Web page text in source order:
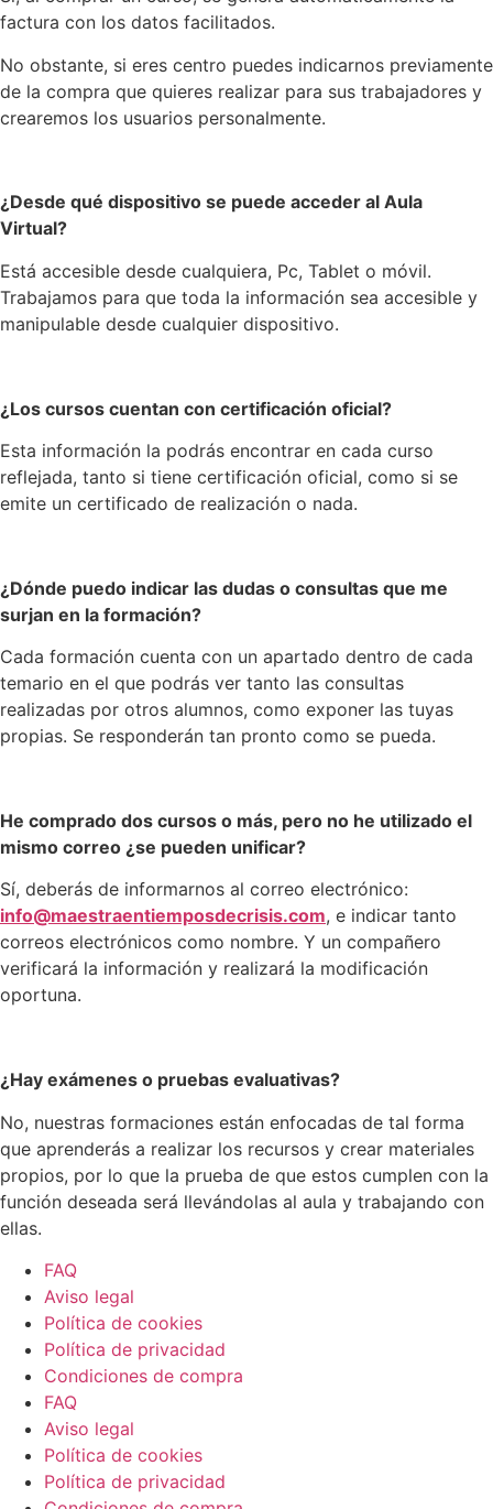
factura con los datos facilitados.
No obstante, si eres centro puedes indicarnos previamente
de la compra que quieres realizar para sus trabajadores y
crearemos los usuarios personalmente.
¿Desde qué dispositivo se puede acceder al Aula
Virtual?
Está accesible desde cualquiera, Pc, Tablet o móvil.
Trabajamos para que toda la información sea accesible y
manipulable desde cualquier dispositivo.
¿Los cursos cuentan con certificación oficial?
Esta información la podrás encontrar en cada curso
reflejada, tanto si tiene certificación oficial, como si se
emite un certificado de realización o nada.
¿Dónde puedo indicar las dudas o consultas que me
surjan en la formación?
Cada formación cuenta con un apartado dentro de cada
temario en el que podrás ver tanto las consultas
realizadas por otros alumnos, como exponer las tuyas
propias. Se responderán tan pronto como se pueda.
He comprado dos cursos o más, pero no he utilizado el
mismo correo ¿se pueden unificar?
Sí, deberás de informarnos al correo electrónico:
info@maestraentiemposdecrisis.com, e indicar tanto
correos electrónicos como nombre. Y un compañero
verificará la información y realizará la modificación
oportuna.
¿Hay exámenes o pruebas evaluativas?
No, nuestras formaciones están enfocadas de tal forma
que aprenderás a realizar los recursos y crear materiales
propios, por lo que la prueba de que estos cumplen con la
función deseada será llevándolas al aula y trabajando con
ellas.
FAQ
Aviso legal
Política de cookies
Política de privacidad
Condiciones de compra
FAQ
Aviso legal
Política de cookies
Política de privacidad